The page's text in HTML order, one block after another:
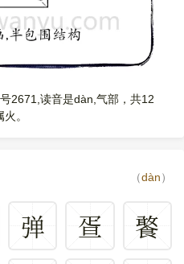
2671,读音是dàn,气部，共12
。
（dàn）
弹 疍
饏